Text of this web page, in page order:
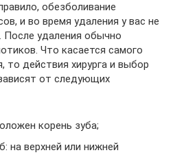
обезболивание
и во время удаления у вас не
удаления обычно
Что касается самого
то действия хирурга и выбор
от следующих
корень зуба;
на верхней или нижней